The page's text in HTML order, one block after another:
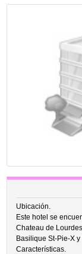
Ubicación.
Este hotel se
Chateau de
Basilique St-Pie-X
Características.